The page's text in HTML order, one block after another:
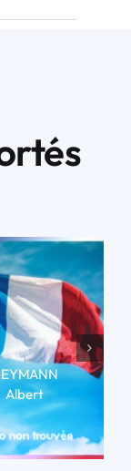
Albert
LA BIO